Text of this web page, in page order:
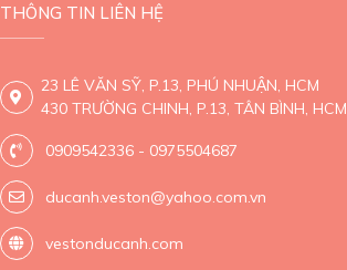
THÔNG TIN LIÊN HỆ
23 LÊ VĂN SỸ, P.13, PHÚ NHUẬN, HCM
430 TRƯỜNG CHINH, P.13, TÂN BÌNH, HCM
0909542336 - 0975504687
ducanh.veston@yahoo.com.vn
vestonducanh.com